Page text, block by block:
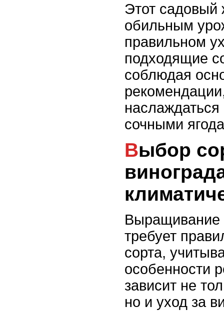
Этот садовый
обильным
правильном
подходящие
соблюдая
сочными
Выбор сорта
Выращивание
требует
сорта,
особенности
зависит не
но и уход за